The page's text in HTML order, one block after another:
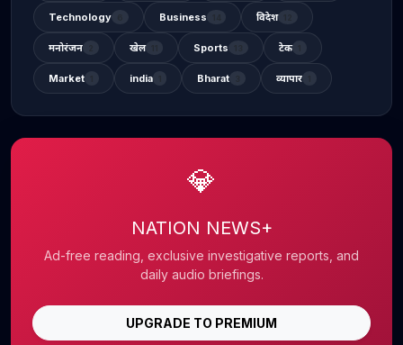
Technology Business विदेश
मनोरंजन खेल Sports टेक
Market india Bharat व्यापार
💎
NATION NEWS+
Ad-free reading, exclusive investigative reports, and
daily audio briefings.
UPGRADE TO PREMIUM